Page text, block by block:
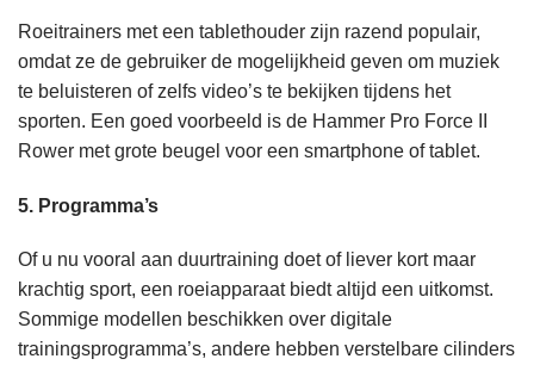
Roeitrainers met een tablethouder zijn razend populair,
omdat ze de gebruiker de mogelijkheid geven om muziek
te beluisteren of zelfs video’s te bekijken tijdens het
sporten. Een goed voorbeeld is de Hammer Pro Force II
Rower met grote beugel voor een smartphone of tablet.
5. Programma’s
Of u nu vooral aan duurtraining doet of liever kort maar
krachtig sport, een roeiapparaat biedt altijd een uitkomst.
Sommige modellen beschikken over digitale
trainingsprogramma’s, andere hebben verstelbare cilinders